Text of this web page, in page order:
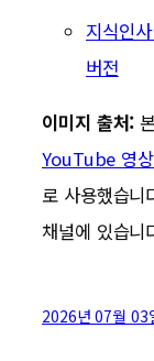
지식인
버전
이미지 출처:
YouTube 영상
로 사용했습니
채널에 있습니
2026년 07월 03